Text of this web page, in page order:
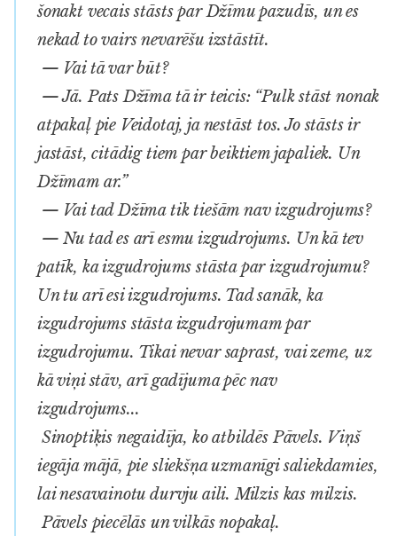
šonakt vecais stāsts par Džīmu pazudīs, un es
nekad to vairs nevarēšu izstāstīt.
— Vai tā var būt?
— Jā. Pats Džīma tā ir teicis: “Pulk stāst nonak
atpakaļ pie Veidotaj, ja nestāst tos. Jo stāsts ir
jastāst, citādig tiem par beiktiem japaliek. Un
Džīmam ar.”
— Vai tad Džīma tik tiešām nav izgudrojums?
— Nu tad es arī esmu izgudrojums. Un kā tev
patīk, ka izgudrojums stāsta par izgudrojumu?
Un tu arī esi izgudrojums. Tad sanāk, ka
izgudrojums stāsta izgudrojumam par
izgudrojumu. Tikai nevar saprast, vai zeme, uz
kā viņi stāv, arī gadījuma pēc nav
izgudrojums...
Sinoptiķis negaidīja, ko atbildēs Pāvels. Viņš
iegāja mājā, pie sliekšņa uzmanīgi saliekdamies,
lai nesavainotu durvju aili. Milzis kas milzis.
Pāvels piecēlās un vilkās nopakaļ.